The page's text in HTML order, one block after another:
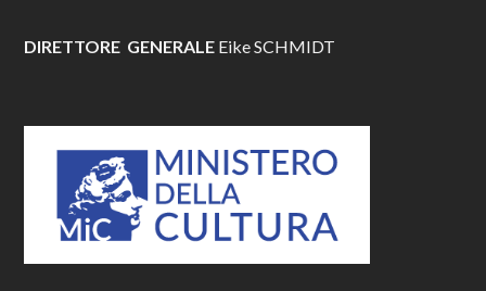
DIRETTORE GENERALE Eike SCHMIDT